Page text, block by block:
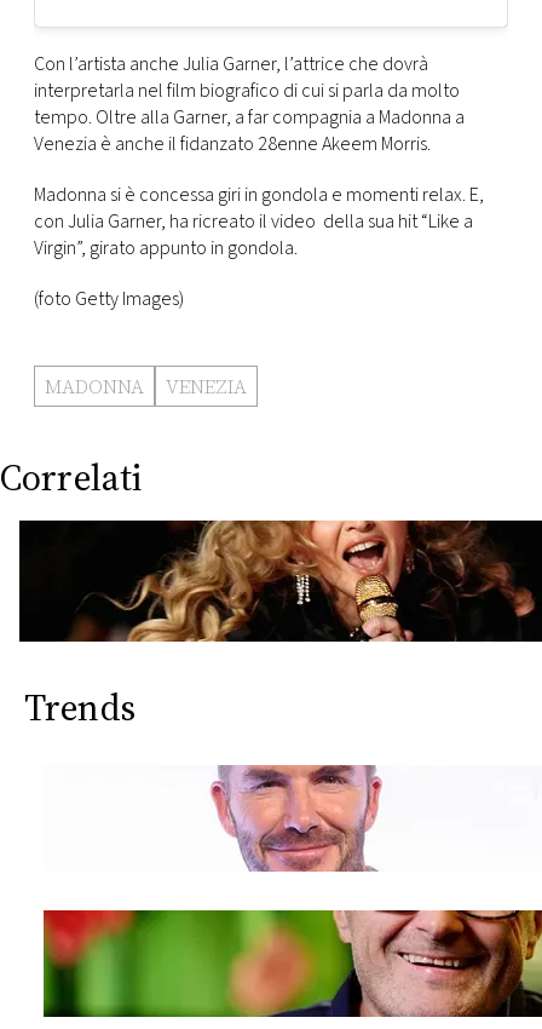
Con l’artista anche Julia Garner, l’attrice che dovrà
interpretarla nel film biografico di cui si parla da molto
tempo. Oltre alla Garner, a far compagnia a Madonna a
Venezia è anche il fidanzato 28enne Akeem Morris.
Madonna si è concessa giri in gondola e momenti relax. E,
con Julia Garner, ha ricreato il video della sua hit “Like a
Virgin”, girato appunto in gondola.
(foto Getty Images)
MADONNA VENEZIA
Correlati
Trends